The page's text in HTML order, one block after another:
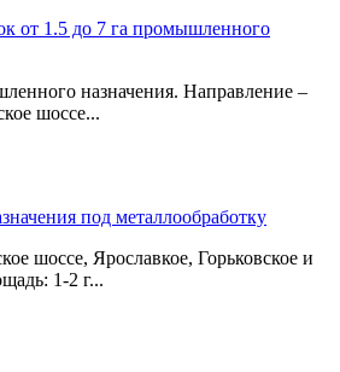
от 1.5 до 7 га промышленного
назначения. Направление –
шоссе...
под металлообработку
шоссе, Ярославкое, Горьковское и
1-2 г...